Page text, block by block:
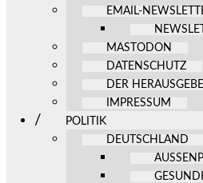
EMAIL-
MASTODON
DATENSCHUTZ
DER
IMPRESSUM
POLITIK
DEUTSCHLAND